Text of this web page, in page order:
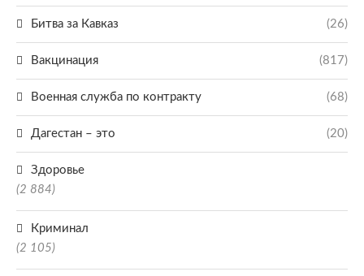
Битва за Кавказ (26)
Вакцинация (817)
Военная служба по контракту (68)
Дагестан – это (20)
Здоровье
(2 884)
Криминал
(2 105)